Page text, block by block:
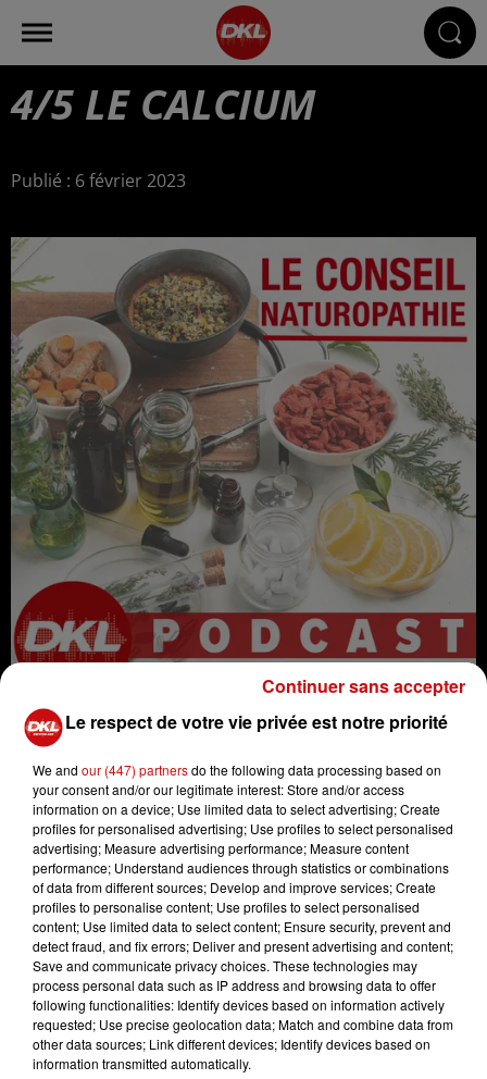
4/5 LE CALCIUM
Publié : 6 février 2023
radio nutrition
alimentation
naturopathie
micronutrition
médecine
santé
santé naturelle
hygiène
#naturopathe DKL
DKL - Anita Blenner
le calcium dans les herbes aromatiques
0:00
Le respect de votre vie privée est notre priorité
We and our (447) partnersdo the following data processing based on
your consent and/or our legitimate interest: Store and/or access
information on a device; Use limited data to select advertising; Create
profiles for personalised advertising; Use profiles to select personalised
advertising; Measure advertising performance; Measure content
performance; Understand audiences through statistics or combinations
of data from different sources; Develop and improve services; Create
profiles to personalise content; Use profiles to select personalised
content; Use limited data to select content; Ensure security, prevent and
detect fraud, and fix errors; Deliver and present advertising and content;
Save and communicate privacy choices. These technologies may
process personal data such as IP address and browsing data to offer
following functionalities: Identify devices based on information actively
requested; Use precise geolocation data; Match and combine data from
other data sources; Link different devices; Identify devices based on
information transmitted automatically.
Continuer sans accepter